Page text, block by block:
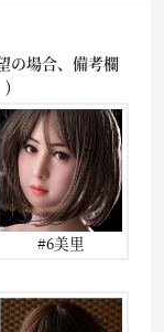
の場合、備考欄
)
#6美里